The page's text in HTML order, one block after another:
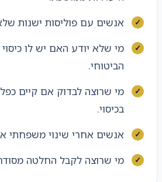
אנשים עם פוליסות ישנות
מי שלא יודע האם יש לו
הביטוחי.
מי שרוצה לבדוק אם קיים
בכיסוי.
אנשים אחרי שינוי משפחתי
מי שרוצה לקבל החלטה